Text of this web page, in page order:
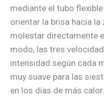
mediante el tubo
orientar la brisa hacia
molestar directamente
modo, las tres
intensidad según cada
muy suave para las
en los días de más calor.